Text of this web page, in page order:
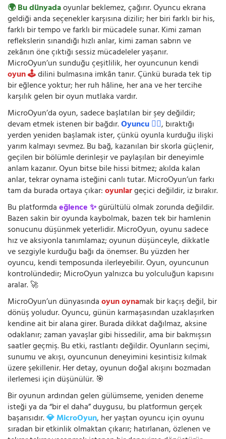
🌍 Bu dünyadaoyunlar beklemez, çağırır. Oyuncu ekrana
geldiği anda seçenekler karşısına dizilir; her biri farklı bir his,
farklı bir tempo ve farklı bir mücadele sunar. Kimi zaman
reflekslerin sınandığı hızlı anlar, kimi zaman sabrın ve
zekânın öne çıktığı sessiz mücadeleler yaşanır.
MicroOyun’un sunduğu çeşitlilik, her oyuncunun kendi
oyun 🕹️dilini bulmasına imkân tanır. Çünkü burada tek tip
bir eğlence yoktur; her ruh hâline, her ana ve her tercihe
karşılık gelen bir oyun mutlaka vardır.
MicroOyun’da oyun, sadece başlatılan bir şey değildir;
devam etmek istenen bir bağdır.Oyuncu 🧍‍♂️, bıraktığı
yerden yeniden başlamak ister, çünkü oyunla kurduğu ilişki
yarım kalmayı sevmez. Bu bağ, kazanılan bir skorla güçlenir,
geçilen bir bölümle derinleşir ve paylaşılan bir deneyimle
anlam kazanır. Oyun bitse bile hissi bitmez; akılda kalan
anlar, tekrar oynama isteğini canlı tutar. MicroOyun’un farkı
tam da burada ortaya çıkar:oyunlargeçici değildir, iz bırakır.
Bu platformdaeğlence ✨gürültülü olmak zorunda değildir.
Bazen sakin bir oyunda kaybolmak, bazen tek bir hamlenin
sonucunu düşünmek yeterlidir. MicroOyun, oyunu sadece
hız ve aksiyonla tanımlamaz; oyunun düşünceyle, dikkatle
ve sezgiyle kurduğu bağı da önemser. Bu yüzden her
oyuncu, kendi temposunda ilerleyebilir. Oyun, oyuncunun
kontrolündedir; MicroOyun yalnızca bu yolculuğun kapısını
aralar. 🚀
MicroOyun’un dünyasındaoyun oynamak bir kaçış değil, bir
dönüş yoludur. Oyuncu, günün karmaşasından uzaklaşırken
kendine ait bir alana girer. Burada dikkat dağılmaz, aksine
odaklanır; zaman yavaşlar gibi hissedilir, ama bir bakmışsın
saatler geçmiş. Bu etki, rastlantı değildir. Oyunların seçimi,
sunumu ve akışı, oyuncunun deneyimini kesintisiz kılmak
üzere şekillenir. Her detay, oyunun doğal akışını bozmadan
ilerlemesi için düşünülür. 🎯
Bir oyunun ardından gelen gülümseme, yeniden deneme
isteği ya da “bir el daha” duygusu, bu platformun gerçek
başarısıdır.💎 MicroOyun, her yaştan oyuncu için oyunu
sıradan bir etkinlik olmaktan çıkarır; hatırlanan, özlenen ve